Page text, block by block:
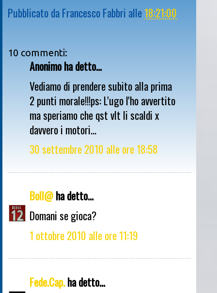
Pubblicato daFrancesco Fabbri alle18:21:00
10 commenti:
Anonimo ha detto...
Vediamo di prendere subito alla prima
2 punti morale!!!ps: L'ugo l'ho avvertito
ma speriamo che qst vlt li scaldi x
davvero i motori...
30 settembre 2010 alle ore 18:58
Boll@ha detto...
Domani se gioca?
1 ottobre 2010 alle ore 11:19
Fede.Cap.ha detto...